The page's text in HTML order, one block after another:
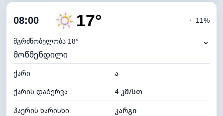
ღრუბლიანობა
ნამის წერტილი
ხილვადობა
განათების ინდექსი 7 (ნათელი)
ღრუბლის სიმაღლე 11360 მ
08:00 17°
მგრძნობელობა 18°
◔ 11%
⌄
მოწმენდილი
ქარი
ა
ქარის დაბერვა
4 კმ/სთ
ჰაერის ხარისხი
კარგი